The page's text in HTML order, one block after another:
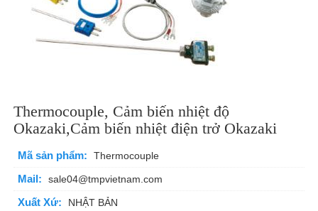
Thermocouple, Cảm biến nhiệt độ
Okazaki,Cảm biến nhiệt điện trở Okazaki
Mã sản phẩm: Thermocouple
Mail: sale04@tmpvietnam.com
Xuất Xứ: NHẬT BẢN